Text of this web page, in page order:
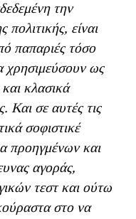
την
είναι
παπαριές τόσο
χρησιμεύσουν ως
κλασικά
Και σε αυτές τις
σοφιστικέ
προηγμένων και
αγοράς,
τεστ και ούτω
στο να